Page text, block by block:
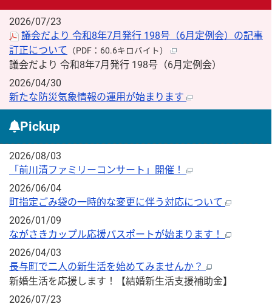
2026/07/23
議会だより 令和8年7月発行 198号（6月定例会）の記事
訂正について （PDF：60.6キロバイト）
議会だより 令和8年7月発行 198号（6月定例会）
2026/04/30
新たな防災気象情報の運用が始まります
Pickup
2026/08/03
「前川清ファミリーコンサート」開催！
2026/06/04
町指定ごみ袋の一時的な変更に伴う対応について
2026/01/09
ながさきカップル応援パスポートが始まります！
2026/04/03
長与町で二人の新生活を始めてみませんか？
新婚生活を応援します！【結婚新生活支援補助金】
2026/07/23